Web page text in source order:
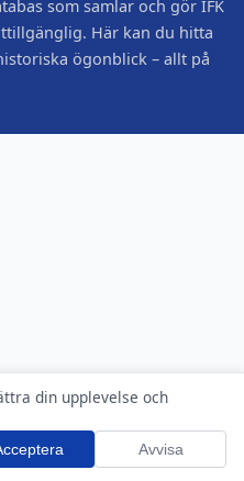
din upplevelse och
Avvisa
som samlar och gör IFK
Här kan du hitta
ögonblick – allt på